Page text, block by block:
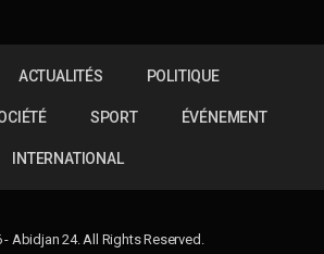
ACTUALITÉS POLITIQUE
SPORT ÉVÉNEMENT
INTERNATIONAL
Abidjan 24. All Rights Reserved.